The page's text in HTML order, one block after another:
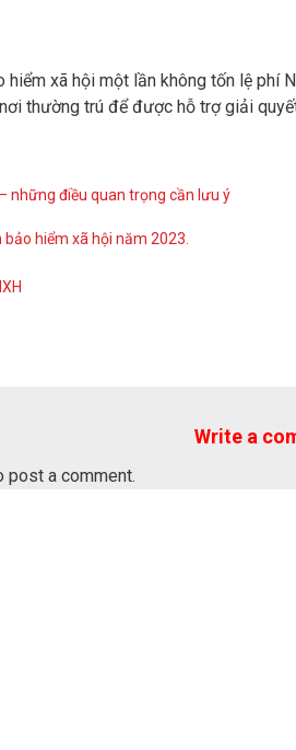
hiểm xã hội một lần không tốn lệ phí
thường trú để được hỗ trợ giải
những điều quan trọng cần lưu ý
hiểm xã hội năm 2023.
Write a
post a comment.